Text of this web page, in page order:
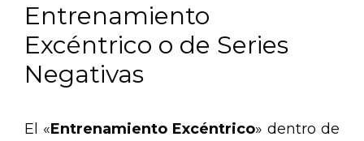
Entrenamiento
Excéntrico o de Series
Negativas
El «Entrenamiento Excéntrico» dentro de